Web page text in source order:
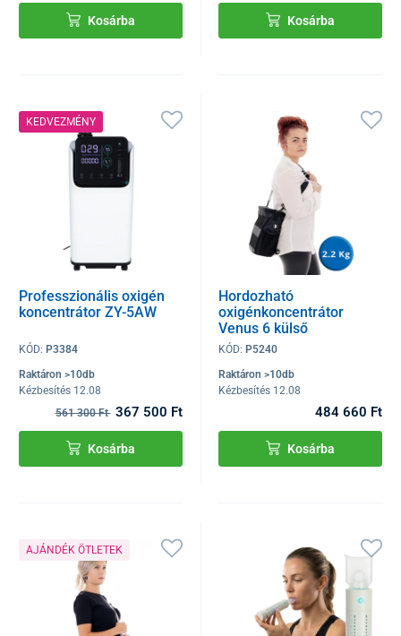
Kosárba Kosárba
KEDVEZMÉNY
Professzionális oxigén
koncentrátor ZY-5AW
KÓD: P3384
Raktáron >10db
Kézbesítés 12.08
561 300 Ft 367 500 Ft
Kosárba
Hordozható
oxigénkoncentrátor
Venus 6 külső
akkumulátorral és
KÓD: P5240
Raktáron >10db
Kézbesítés 12.08
484 660 Ft
Kosárba
AJÁNDÉK ÖTLETEK